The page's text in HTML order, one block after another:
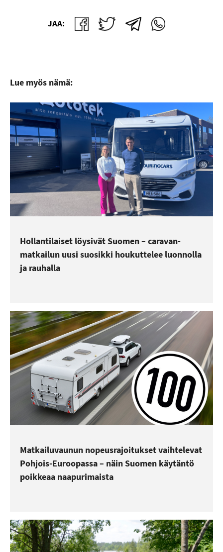
JAA:
Jaa
Jaa
Jaa
Jaa
Lue myös nämä:
Hollantilaiset löysivät Suomen – caravan-
matkailun uusi suosikki houkuttelee luonnolla
ja rauhalla
Matkailuvaunun nopeusrajoitukset vaihtelevat
Pohjois-Euroopassa – näin Suomen käytäntö
poikkeaa naapurimaista